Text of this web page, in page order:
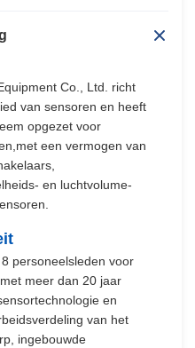
Co., Ltd. richt
van sensoren en heeft
opgezet voor
een vermogen van
en luchtvolume-
personeelsleden voor
meer dan 20 jaar
en
van het
ingebouwde